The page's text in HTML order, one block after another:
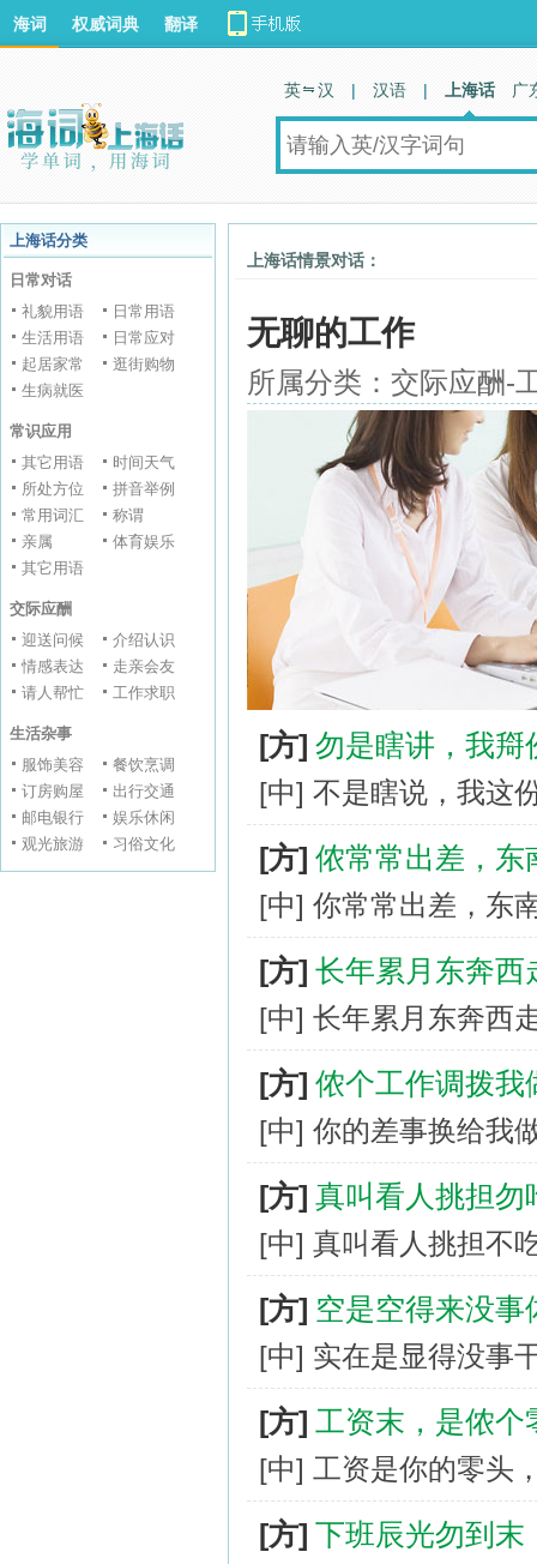
海词 权威词典 翻译
英 汉 | 汉语 | 上海话 广
上海话分类
日常对话
礼貌用语
日常用语
生活用语
日常应对
起居家常
逛街购物
生病就医
常识应用
其它用语
时间天气
所处方位
拼音举例
常用词汇
称谓
亲属
体育娱乐
其它用语
交际应酬
迎送问候
介绍认识
情感表达
走亲会友
请人帮忙
工作求职
生活杂事
服饰美容
餐饮烹调
订房购屋
出行交通
邮电银行
娱乐休闲
观光旅游
习俗文化
上海话情景对话：
无聊的工作
所属分类：交际应酬-
[方] 勿是瞎讲，我搿
[中] 不是瞎说，我这
[方] 侬常常出差，东
[中] 你常常出差，东
[方] 长年累月东奔西
[中] 长年累月东奔西
[方] 侬个工作调拨我
[中] 你的差事换给我
[方] 真叫看人挑担勿
[中] 真叫看人挑担不
[方] 空是空得来没事
[中] 实在是显得没事
[方] 工资末，是侬个
[中] 工资是你的零头
[方] 下班辰光勿到末